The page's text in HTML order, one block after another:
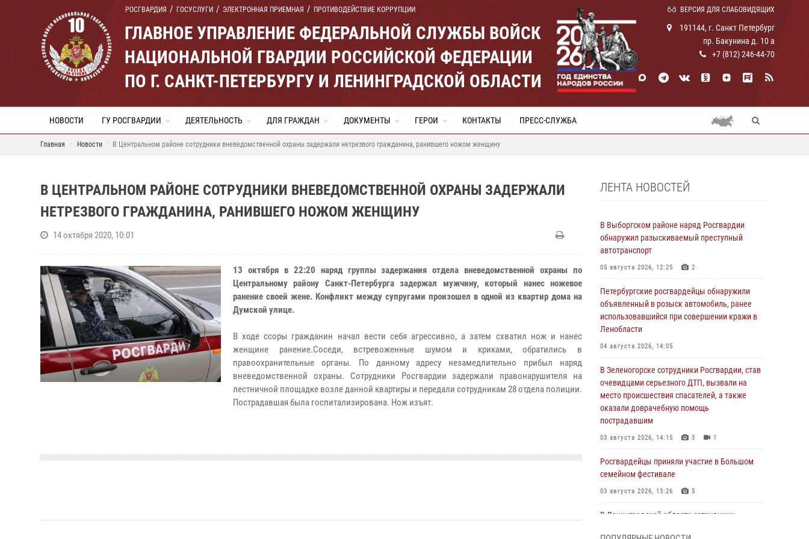
РОСГВАРДИЯ ГОСУСЛУГИ ЭЛЕКТРОННАЯ ПРИЕМНАЯ ПРОТИВОДЕЙСТВИЕ КОРРУПЦИИ ВЕРСИЯ ДЛЯ СЛАБОВИДЯЩИХ
ГЛАВНОЕ УПРАВЛЕНИЕ ФЕДЕРАЛЬНОЙ СЛУЖБЫ ВОЙСК
НАЦИОНАЛЬНОЙ ГВАРДИИ РОССИЙСКОЙ ФЕДЕРАЦИИ
ПО Г. САНКТ-ПЕТЕРБУРГУ И ЛЕНИНГРАДСКОЙ ОБЛАСТИ
191144, г. Санкт Петербург
пр. Бакунина д. 10 а
+7 (812) 246-44-70
НОВОСТИ ГУ РОСГВАРДИИ ДЕЯТЕЛЬНОСТЬ ДЛЯ ГРАЖДАН ДОКУМЕНТЫ ГЕРОИ КОНТАКТЫ ПРЕСС-СЛУЖБА
Главная Новости В Центральном районе сотрудники вневедомственной охраны задержали нетрезвого гражданина, ранившего ножом женщину
В ЦЕНТРАЛЬНОМ РАЙОНЕ СОТРУДНИКИ ВНЕВЕДОМСТВЕННОЙ ОХРАНЫ ЗАДЕРЖАЛИ
НЕТРЕЗВОГО ГРАЖДАНИНА, РАНИВШЕГО НОЖОМ ЖЕНЩИНУ
14 октября 2020, 10:01
13 октября в 22:20 наряд группы задержания отдела вневедомственной охраны по
Центральному району Санкт-Петербурга задержал мужчину, который нанес ножевое
ранение своей жене. Конфликт между супругами произошел в одной из квартир дома на
Думской улице.
В ходе ссоры гражданин начал вести себя агрессивно, а затем схватил нож и нанес
женщине ранение.Соседи, встревоженные шумом и криками, обратились в
правоохранительные органы. По данному адресу незамедлительно прибыл наряд
вневедомственной охраны. Сотрудники Росгвардии задержали правонарушителя на
лестничной площадке возле данной квартиры и передали сотрудникам 28 отдела полиции.
Пострадавшая была госпитализирована. Нож изъят.
ЛЕНТА НОВОСТЕЙ
В Выборгском районе наряд Росгвардии
обнаружил разыскиваемый преступный
автотранспорт
05 августа 2026, 12:25 2
Петербургские росгвардейцы обнаружили
объявленный в розыск автомобиль, ранее
использовавшийся при совершении кражи в
Ленобласти
04 августа 2026, 14:05
В Зеленогорске сотрудники Росгвардии, став
очевидцами серьезного ДТП, вызвали на
место происшествия спасателей, а также
оказали доврачебную помощь
пострадавшим
03 августа 2026, 14:15 3 1
Росгвардейцы приняли участие в Большом
семейном фестивале
03 августа 2026, 13:26 5
В Ленинградской области сотрудники